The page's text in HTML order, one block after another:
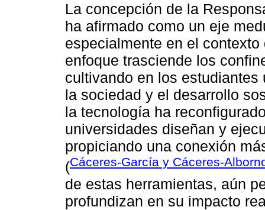
La concepción de la
ha afirmado como un eje
especialmente en el
enfoque trasciende los
cultivando en los
la sociedad y el desarrollo
la tecnología ha
universidades diseñan y
propiciando una conexión
(Cáceres-García y Cáceres-
de estas herramientas, aún
profundizan en su impacto